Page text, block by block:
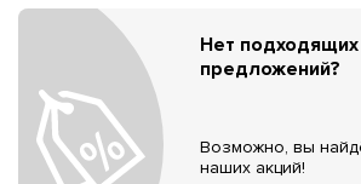
Нет подходящих
предложений?
Возможно, вы
наших акций!